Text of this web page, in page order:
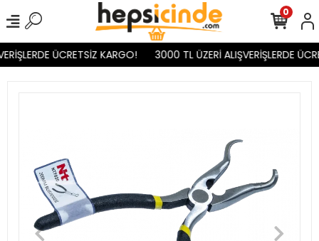
ÜCRETSİZ KARGO! 3000 TL ÜZERİ ALIŞVERİŞLERDE
0